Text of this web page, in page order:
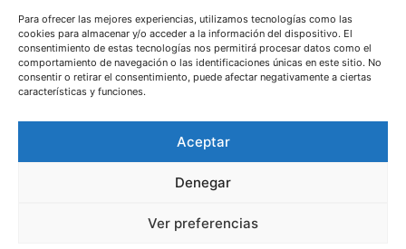
Para ofrecer las mejores experiencias, utilizamos tecnologías como las
cookies para almacenar y/o acceder a la información del dispositivo. El
consentimiento de estas tecnologías nos permitirá procesar datos como el
comportamiento de navegación o las identificaciones únicas en este sitio. No
consentir o retirar el consentimiento, puede afectar negativamente a ciertas
características y funciones.
Aceptar
Denegar
Ver preferencias
Protección Civil
Formación Forestal
Legal